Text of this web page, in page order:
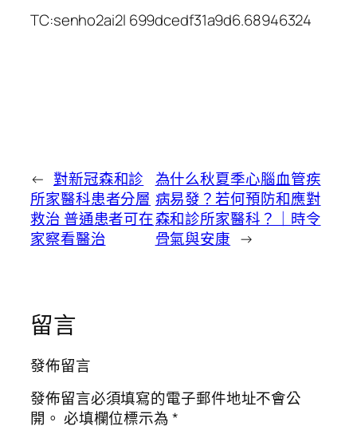
TC:senho2ai2l 699dcedf31a9d6.68946324
← 對新冠森和診
所家醫科患者分層
救治 普通患者可在
家察看醫治
為什么秋夏季心腦血管疾
病易發？若何預防和應對
森和診所家醫科？｜時令
骨氣與安康 →
留言
發佈留言
發佈留言必須填寫的電子郵件地址不會公
開。 必填欄位標示為*